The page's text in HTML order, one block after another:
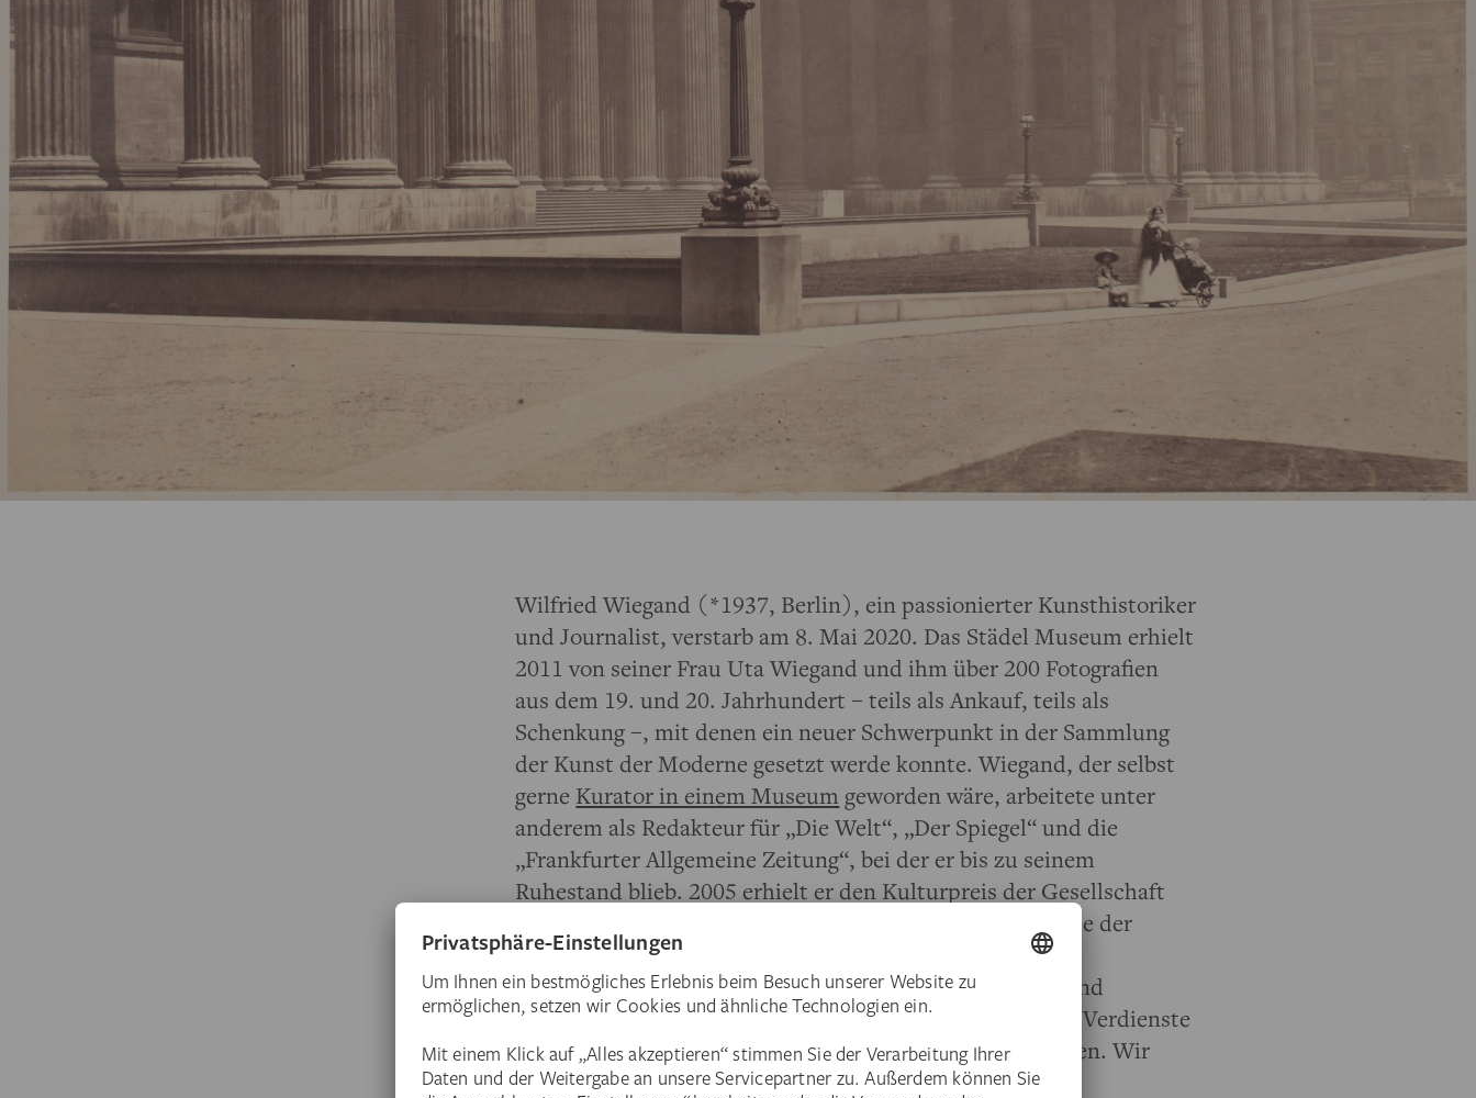
Wilfried Wiegand (*1937, Berlin), ein passionierter Kunsthistoriker
und Journalist, verstarb am 8. Mai 2020. Das Städel Museum erhielt
2011 von seiner Frau Uta Wiegand und ihm über 200 Fotografien
aus dem 19. und 20. Jahrhundert – teils als Ankauf, teils als
Schenkung –, mit denen ein neuer Schwerpunkt in der Sammlung
der Kunst der Moderne gesetzt werde konnte. Wiegand, der selbst
gerne Kurator in einem Museum geworden wäre, arbeitete unter
anderem als Redakteur für „Die Welt“, „Der Spiegel“ und die
„Frankfurter Allgemeine Zeitung“, bei der er bis zu seinem
Ruhestand blieb. 2005 erhielt er den Kulturpreis der Gesellschaft
für Fotografie und 2017 wurde ihm die Ehrendoktorwürde der
Technischen Universität Dresden in Anerkennung seiner
herausragenden Leistungen auf dem Gebiet der kunst- und
kulturhistorischen Vermittlung sowie seiner besonderen Verdienste
um die Erforschung der Fotografie und des Films verliehen. Wir
verneigen uns in Dankbarkeit.